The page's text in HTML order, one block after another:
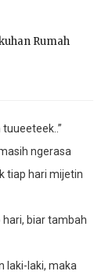
Rumah
ngerasa
tiap hari mijetin
hari, biar tambah
laki-laki, maka